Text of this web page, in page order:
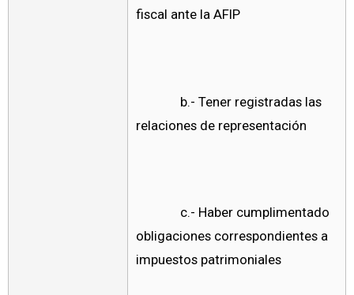
fiscal ante la AFIP
b.- Tener registradas las
relaciones de representación
c.- Haber cumplimentado
obligaciones correspondientes a
impuestos patrimoniales